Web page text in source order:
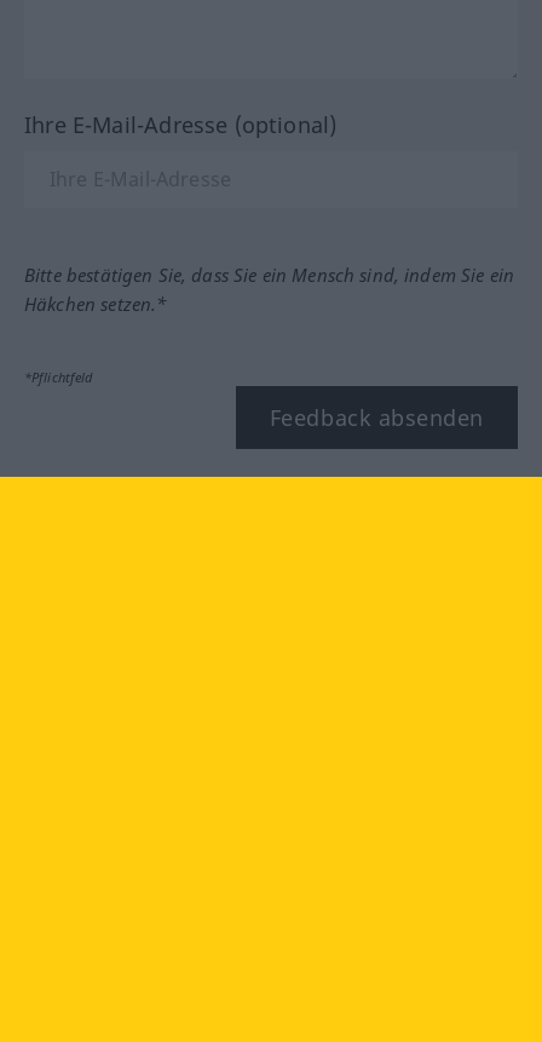
Ihre E-Mail-Adresse (optional)
Bitte bestätigen Sie, dass Sie ein Mensch sind, indem Sie ein
Häkchen setzen.*
*Pflichtfeld
Feedback absenden